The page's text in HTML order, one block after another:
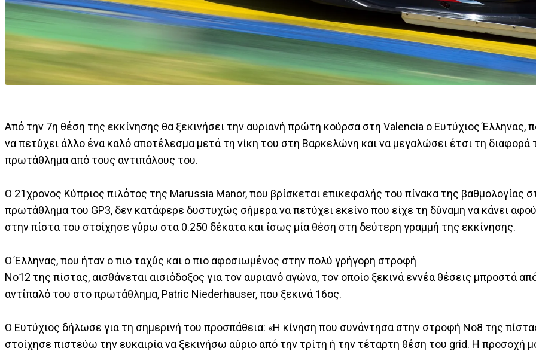
Από την 7η θέση της εκκίνησης θα ξεκινήσει την αυριανή πρώτη κούρσα στη Valencia ο Ευτύχιος Έλληνας,
να πετύχει άλλο ένα καλό αποτέλεσμα μετά τη νίκη του στη Βαρκελώνη και να μεγαλώσει έτσι τη διαφορά
πρωτάθλημα από τους αντιπάλους του.
Ο 21χρονος Κύπριος πιλότος της Marussia Manor, που βρίσκεται επικεφαλής του πίνακα της βαθμολογίας
πρωτάθλημα του GP3, δεν κατάφερε δυστυχώς σήμερα να πετύχει εκείνο που είχε τη δύναμη να κάνει
στην πίστα του στοίχησε γύρω στα 0.250 δέκατα και ίσως μία θέση στη δεύτερη γραμμή της εκκίνησης.
Ο Έλληνας, που ήταν ο πιο ταχύς και ο πιο αφοσιωμένος στην πολύ γρήγορη στροφή
Νο12 της πίστας, αισθάνεται αισιόδοξος για τον αυριανό αγώνα, τον οποίο ξεκινά εννέα θέσεις μπροστά
αντίπαλό του στο πρωτάθλημα, Patric Niederhauser, που ξεκινά 16ος.
Ο Ευτύχιος δήλωσε για τη σημερινή του προσπάθεια: «Η κίνηση που συνάντησα στην στροφή Νο8 της
στοίχησε πιστεύω την ευκαιρία να ξεκινήσω αύριο από την τρίτη ή την τέταρτη θέση του grid. Η προσοχή